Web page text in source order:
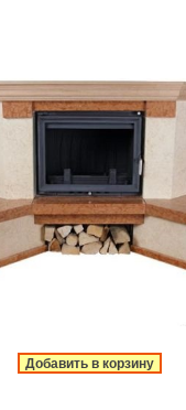
Добавить в корзину